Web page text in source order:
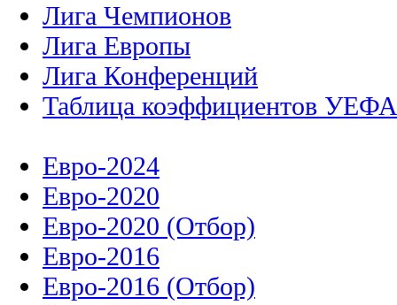
Лига Чемпионов
Лига Европы
Лига Конференций
Таблица коэффициентов УЕФА
Евро-2024
Евро-2020
Евро-2020 (Отбор)
Евро-2016
Евро-2016 (Отбор)